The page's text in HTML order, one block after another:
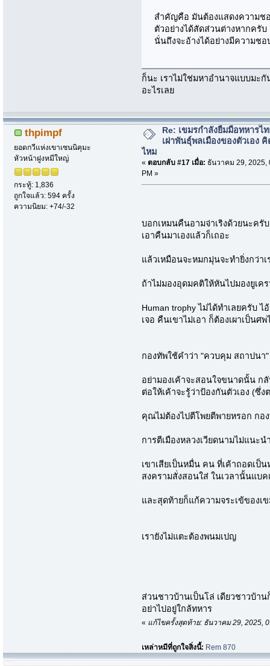
สำคัญคือ มันต้องแสดงความช
ตัวอย่างได้สัดส่วนต่างหากครับ
นั่นถึงจะอ้างได้อย่างมีความชอ
ก็นะ เราไม่ใช่มหาอำนาจแบบมะ
อะไรเลย
thpimpf
ยอดกวีแห่งเขาเซนนิคุมะ
หัวหน้าฝูงหมีใหญ่
กระทู้: 1,836
ถูกใจแล้ว: 594 ครั้ง
ความนิยม: +74/-32
Re: เขมรกำลังยืมมือทหารไ
เผ่าพันธุ์พลเมืองของตัวเอง คิ
ไหม
« ตอบกลับ #17 เมื่อ: ธันวาคม 29, 2025,
PM »
บอกเหมนคืนอามจ่าเริงด้วยนะครั
เอาคืนมาเองแล้วก็เถอะ
แล้วเหมือนจะหมกมุ่นจะทำยิ่งกว่า
ถ้าไม่มองอุดมคติให้หันไปมองยูเค
Human trophy ไม่ได้ทำเลยครับ
เจอ คืนเขาไม่เอา ก็ต้องเผาเป็นศ
กองทัพใช้คำว่า "ควบคุม สถาปนา
อย่ามองเค้าจะสอนใจขนาดนั้น ก
ต่อให้เค้าจะรู้ว่าป้องกันตัวเอง (ซึ่
คุณไม่ต้องไปตีโพยตีพายหรอก กอ
การตีเมืองหลวงเวียดนามไม่แนะน
เขาเสียเป็นหมื่น คน ที่เค้าถอดเป็
สงครามสั่งสอนใส่ ในเวลานั้นแบ
และสุดท้ายก็แก้ความจระเข้ของเ
เรายังไม่แตะต้องพนมเปญ
ส่วนชาวบ้านเป็นโล่ เดียวชาวบ้า
อย่าไปอยู่ใกล้ทหาร
« แก้ไขครั้งสุดท้าย: ธันวาคม 29, 2025,
เหล่าหมีที่ถูกใจสิ่งนี้: Rem 870